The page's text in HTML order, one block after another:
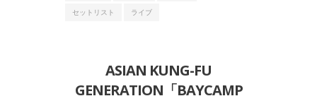
セットリスト
ライブ
ASIAN KUNG-FU
GENERATION「BAYCAMP